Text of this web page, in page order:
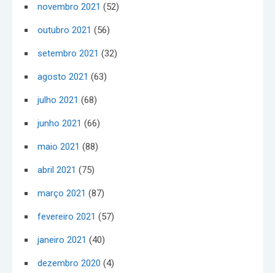
novembro 2021 (52)
outubro 2021 (56)
setembro 2021 (32)
agosto 2021 (63)
julho 2021 (68)
junho 2021 (66)
maio 2021 (88)
abril 2021 (75)
março 2021 (87)
fevereiro 2021 (57)
janeiro 2021 (40)
dezembro 2020 (4)